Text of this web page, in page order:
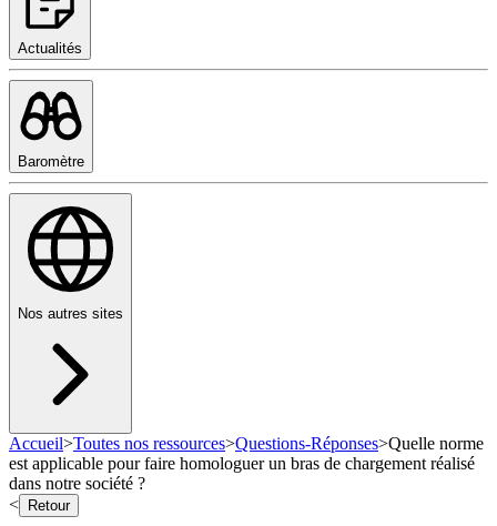
Actualités
Baromètre
Nos autres sites
Accueil>Toutes nos ressources>Questions-Réponses>Quelle norme
est applicable pour faire homologuer un bras de chargement réalisé
dans notre société ?
<
Retour